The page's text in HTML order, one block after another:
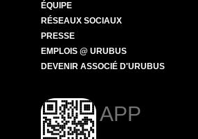
ÉQUIPE
RÉSEAUX SOCIAUX
PRESSE
EMPLOIS @ URUBUS
DEVENIR ASSOCIÉ D'URUBUS
APP